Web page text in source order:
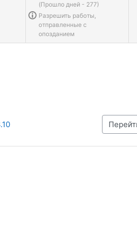
(Прошло дней - 277)
Информация о задаче
Разрешить работы,
отправленные с
опозданием
Перейти на...